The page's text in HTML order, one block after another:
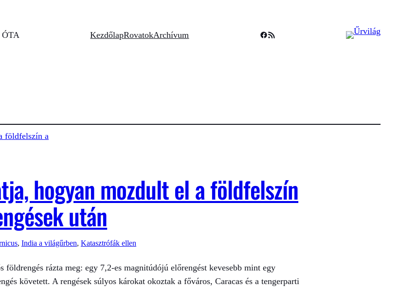
KezdőlapRovatokArchívum Facebook
RSS Feed
hogyan mozdult el a földfelszín
után
, India a világűrben, Katasztrófák ellen
földrengés rázta meg: egy 7,2-es magnitúdójú előrengést kevesebb mint egy
követett. A rengések súlyos károkat okoztak a főváros, Caracas és a tengerparti